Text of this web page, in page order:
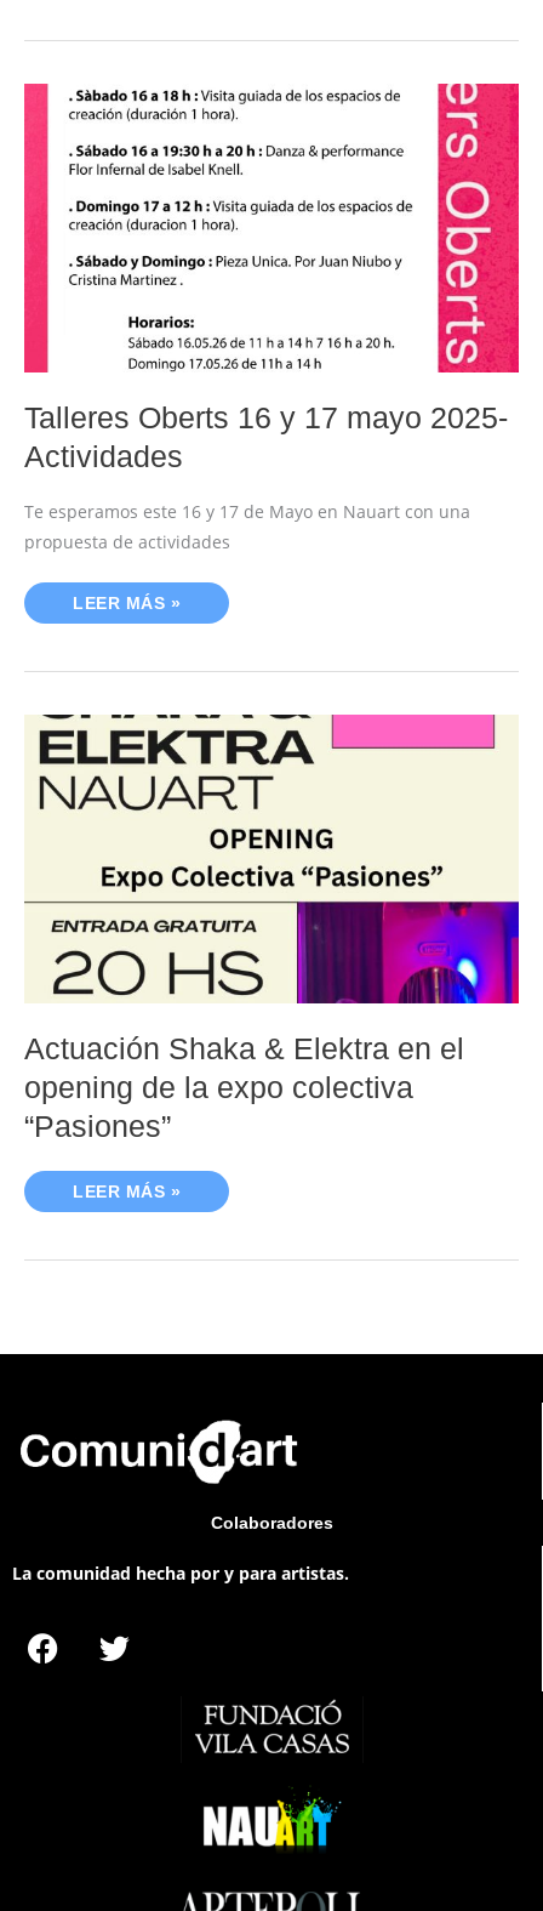
Talleres Oberts 16 y 17 mayo 2025-
Actividades
Te esperamos este 16 y 17 de Mayo en Nauart con una
propuesta de actividades
TALLERES
OBERTS
16
Y
17
MAYO
ACTIVIDADES
LEER MÁS »
Actuación Shaka & Elektra en el
opening de la expo colectiva
“Pasiones”
ACTUACIÓN
SHAKA
&
ELEKTRA
EN
EL
EXPO
COLECTIVA
“PASIONES”
LEER MÁS »
Colaboradores
La comunidad hecha por y para artistas.
F
a
T
w